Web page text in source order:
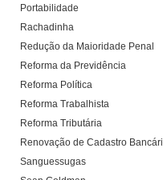
Portabilidade
Rachadinha
Redução da Maioridade Penal
Reforma da Previdência
Reforma Política
Reforma Trabalhista
Reforma Tributária
Renovação de Cadastro
Sanguessugas